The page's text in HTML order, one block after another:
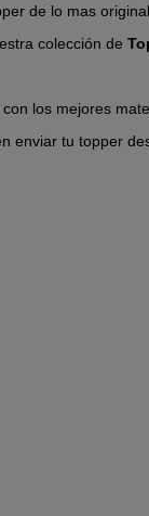
de lo mas
colección de
los mejores
enviar tu topper